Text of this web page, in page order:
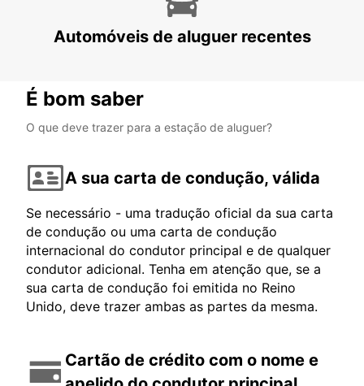
Automóveis de aluguer recentes
É bom saber
O que deve trazer para a estação de aluguer?
A sua carta de condução, válida
Se necessário - uma tradução oficial da sua carta
de condução ou uma carta de condução
internacional do condutor principal e de qualquer
condutor adicional. Tenha em atenção que, se a
sua carta de condução foi emitida no Reino
Unido, deve trazer ambas as partes da mesma.
Cartão de crédito com o nome e